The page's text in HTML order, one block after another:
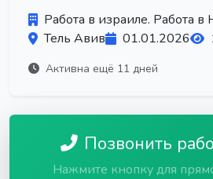
Работа в израиле. Работа в
Тель Авив
01.01.2026
Активна ещё 11 дней
Позвонить
Нажмите кнопку для